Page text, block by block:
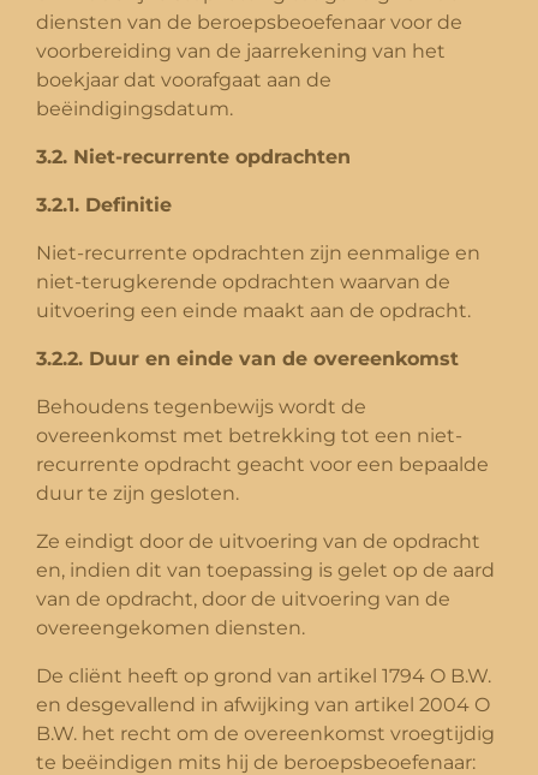
diensten van de beroepsbeoefenaar voor de
voorbereiding van de jaarrekening van het
boekjaar dat voorafgaat aan de
beëindigingsdatum.
3.2. Niet-recurrente opdrachten
3.2.1. Definitie
Niet-recurrente opdrachten zijn eenmalige en
niet-terugkerende opdrachten waarvan de
uitvoering een einde maakt aan de opdracht.
3.2.2. Duur en einde van de overeenkomst
Behoudens tegenbewijs wordt de
overeenkomst met betrekking tot een niet-
recurrente opdracht geacht voor een bepaalde
duur te zijn gesloten.
Ze eindigt door de uitvoering van de opdracht
en, indien dit van toepassing is gelet op de aard
van de opdracht, door de uitvoering van de
overeengekomen diensten.
De cliënt heeft op grond van artikel 1794 O B.W.
en desgevallend in afwijking van artikel 2004 O
B.W. het recht om de overeenkomst vroegtijdig
te beëindigen mits hij de beroepsbeoefenaar: